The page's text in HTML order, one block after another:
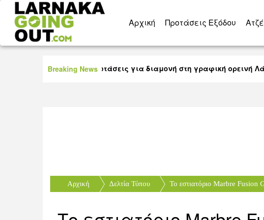
Aρχική Προτάσεις Εξόδου
Breaking News
20 πολύ καλές προτάσεις για διαμονή στη γραφική ορεινή
Αρχική Δελτία Τύπου Το εστιατόριο Marbre Fusion